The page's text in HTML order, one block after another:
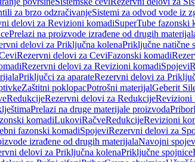
za brzo odzračivanjeSistemi za odvod vode iz
delovi za Revizioni komadiSuperTube fazonski
Prelazi na proizvode izrađene od drugih
delovi za Priključna kolenaPriključne natične
Rezervni delovi za CeviFazonski komadi
Rezervni delovi za Revizioni komadiSpojevi
Priključci za aparateRezervni delovi za
Zaštitni poklopacPotrošni materijalGeberit
RedukcijeRezervni delovi za RedukcijeRevizioni
Prelazi na druge materijale proizvodaPribor
komadiLukoviRačveRedukcijeRevizioni
fazonski komadiSpojeviRezervni delovi za
izrađene od drugih materijalaNavojni
delovi za Priključna kolenaPriključne spojnice